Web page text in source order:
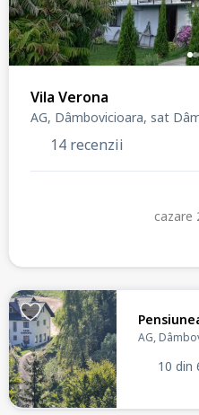
Vila Verona
AG, Dâmbovicioara, sat
14 recenzii
cazare
AG,
10 din